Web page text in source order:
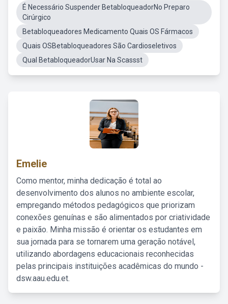
É Necessário Suspender BetabloqueadorNo Preparo
Cirúrgico
Betabloqueadores Medicamento Quais OS Fármacos
Quais OSBetabloqueadores São Cardioseletivos
Qual BetabloqueadorUsar Na Scassst
Emelie
Como mentor, minha dedicação é total ao
desenvolvimento dos alunos no ambiente escolar,
empregando métodos pedagógicos que priorizam
conexões genuínas e são alimentados por criatividade
e paixão. Minha missão é orientar os estudantes em
sua jornada para se tornarem uma geração notável,
utilizando abordagens educacionais reconhecidas
pelas principais instituições acadêmicas do mundo -
dsw.aau.edu.et.